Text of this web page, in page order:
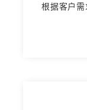
根据客户